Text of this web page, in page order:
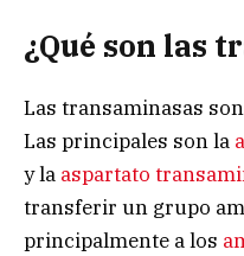
¿Qué son las
Las transaminasas
Las principales son la
y la aspartato
transferir un grupo
principalmente a los